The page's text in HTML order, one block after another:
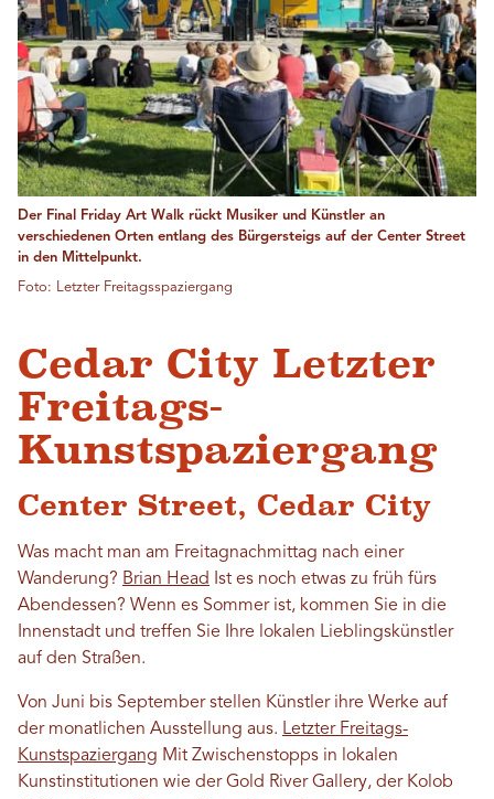
Der Final Friday Art Walk rückt Musiker und Künstler an
verschiedenen Orten entlang des Bürgersteigs auf der Center Street
in den Mittelpunkt.
Foto: Letzter Freitagsspaziergang
Cedar City Letzter
Freitags-
Kunstspaziergang
Center Street, Cedar City
Was macht man am Freitagnachmittag nach einer
Wanderung? Brian Head Ist es noch etwas zu früh fürs
Abendessen? Wenn es Sommer ist, kommen Sie in die
Innenstadt und treffen Sie Ihre lokalen Lieblingskünstler
auf den Straßen.
Von Juni bis September stellen Künstler ihre Werke auf
der monatlichen Ausstellung aus. Letzter Freitags-
Kunstspaziergang Mit Zwischenstopps in lokalen
Kunstinstitutionen wie der Gold River Gallery, der Kolob